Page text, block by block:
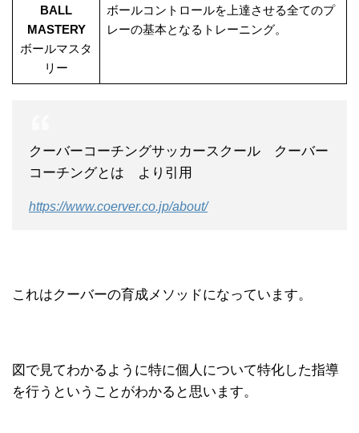
BALL
MASTERY
ボールマスタ
リー
ボールコントロールを上達させる全てのプ
レーの基本となるトレーニング。
クーバーコーチングサッカースクール クーバー
コーチングとは より引用
https://www.coerver.co.jp/about/
これはクーバーの育成メソッドになっています。
図で見てわかるように特に個人について特化した指導
を行うということがわかると思います。